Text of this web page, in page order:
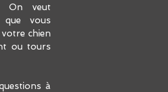
On veut
vous
chien
ou tours
à